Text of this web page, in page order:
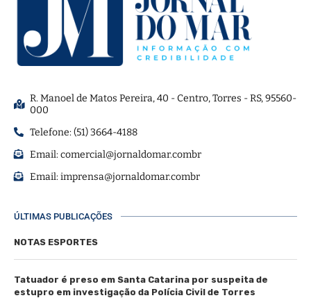
R. Manoel de Matos Pereira, 40 - Centro, Torres - RS, 95560-
000
Telefone: (51) 3664-4188
Email:comercial@jornaldomar.combr
Email:imprensa@jornaldomar.combr
ÚLTIMAS PUBLICAÇÕES
NOTAS ESPORTES
Tatuador é preso em Santa Catarina por suspeita de
estupro em investigação da Polícia Civil de Torres